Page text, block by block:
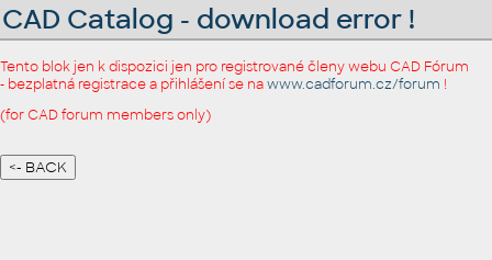
CAD Catalog - download error !
Tento blok jen k dispozici jen pro registrované členy webu CAD Fórum
- bezplatná registrace a přihlášení se nawww.cadforum.cz/forum !
(for CAD forum members only)